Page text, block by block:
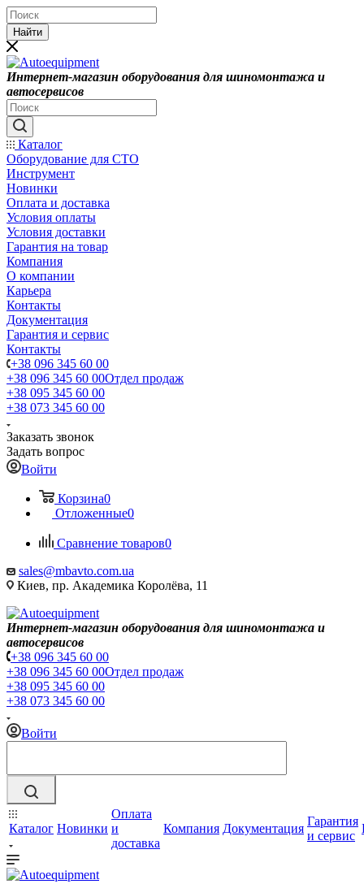
Найти
Интернет-магазин оборудования для шиномонтажа и
автосервисов
Каталог
Оборудование для СТО
Инструмент
Новинки
Оплата и доставка
Условия оплаты
Условия доставки
Гарантия на товар
Компания
О компании
Карьера
Контакты
Документация
Гарантия и сервис
Контакты
+38 096 345 60 00
+38 096 345 60 00Отдел продаж
+38 095 345 60 00
+38 073 345 60 00
Заказать звонок
Задать вопрос
Войти
Корзина0
Отложенные0
Сравнение товаров0
sales@mbavto.com.ua
Киев, пр. Академика Королёва, 11
Интернет-магазин оборудования для шиномонтажа и
автосервисов
+38 096 345 60 00
+38 096 345 60 00Отдел продаж
+38 095 345 60 00
+38 073 345 60 00
Войти
Каталог Новинки
Оплата
и
доставка
Компания Документация
Гарантия
и сервис